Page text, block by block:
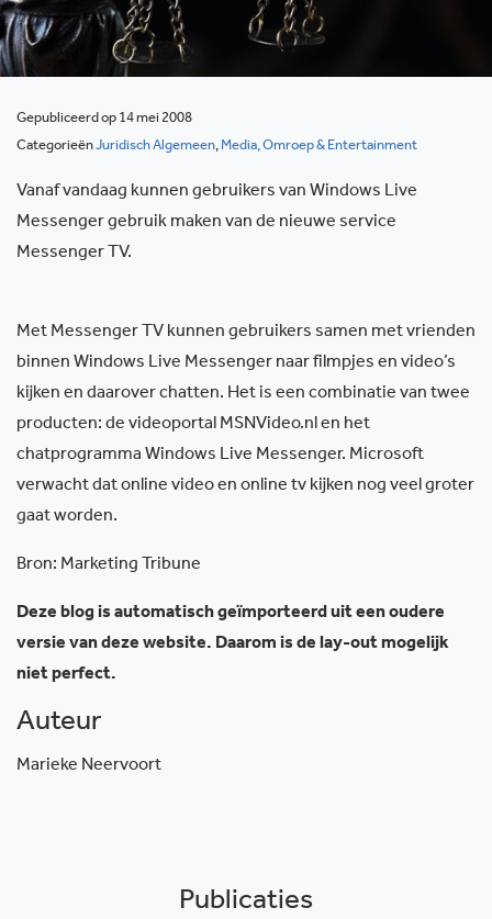
Gepubliceerd op 14 mei 2008
CategorieënJuridisch Algemeen, Media, Omroep & Entertainment
Vanaf vandaag kunnen gebruikers van Windows Live
Messenger gebruik maken van de nieuwe service
Messenger TV.
Met Messenger TV kunnen gebruikers samen met vrienden
binnen Windows Live Messenger naar filmpjes en video’s
kijken en daarover chatten. Het is een combinatie van twee
producten: de videoportal MSNVideo.nl en het
chatprogramma Windows Live Messenger. Microsoft
verwacht dat online video en online tv kijken nog veel groter
gaat worden.
Bron: Marketing Tribune
Deze blog is automatisch geïmporteerd uit een oudere
versie van deze website. Daarom is de lay-out mogelijk
niet perfect.
Auteur
Marieke Neervoort
Publicaties